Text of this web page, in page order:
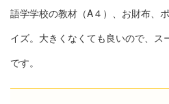
語学学校の教材（A４）、お財布、
イズ。大きくなくても良いので、ス
です。